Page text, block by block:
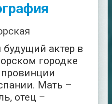
актер в
городке
Мать –
отец –